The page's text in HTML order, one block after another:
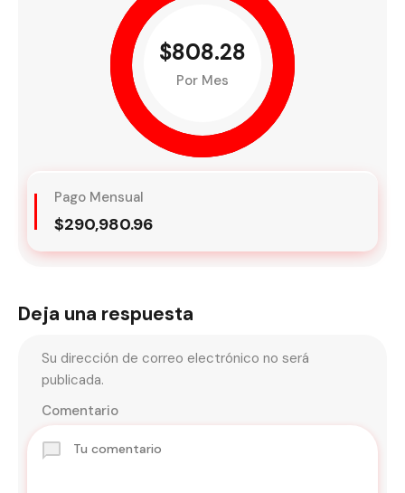
$808.28
Por Mes
Pago Mensual
$290,980.96
Deja una respuesta
Su dirección de correo electrónico no será
publicada.
Comentario